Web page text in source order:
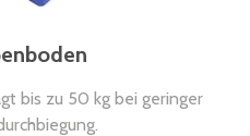
bis zu 50 kg bei geringer